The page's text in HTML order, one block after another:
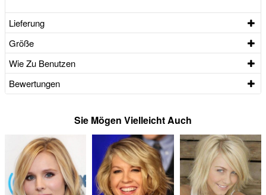
Lieferung
Größe
Wie Zu Benutzen
Bewertungen
Sie Mögen Vielleicht Auch